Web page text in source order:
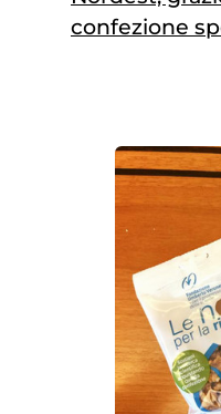
confezione